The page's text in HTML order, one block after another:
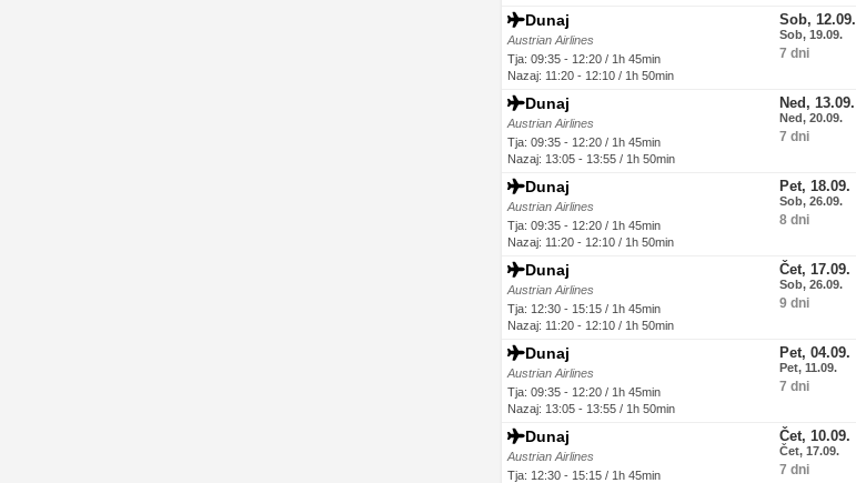
Dunaj
Austrian Airlines
Tja: 09:35 - 12:20 / 1h 45min
Nazaj: 11:20 - 12:10 / 1h 50min
Sob, 12.09.
Sob, 19.09.
7 dni
Dunaj
Austrian Airlines
Tja: 09:35 - 12:20 / 1h 45min
Nazaj: 13:05 - 13:55 / 1h 50min
Ned, 13.09.
Ned, 20.09.
7 dni
Dunaj
Austrian Airlines
Tja: 09:35 - 12:20 / 1h 45min
Nazaj: 11:20 - 12:10 / 1h 50min
Pet, 18.09.
Sob, 26.09.
8 dni
Dunaj
Austrian Airlines
Tja: 12:30 - 15:15 / 1h 45min
Nazaj: 11:20 - 12:10 / 1h 50min
Čet, 17.09.
Sob, 26.09.
9 dni
Dunaj
Austrian Airlines
Tja: 09:35 - 12:20 / 1h 45min
Nazaj: 13:05 - 13:55 / 1h 50min
Pet, 04.09.
Pet, 11.09.
7 dni
Dunaj
Austrian Airlines
Tja: 12:30 - 15:15 / 1h 45min
Čet, 10.09.
Čet, 17.09.
7 dni